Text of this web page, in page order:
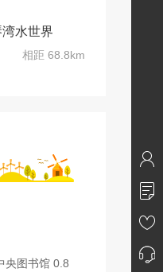
水世界
相距 68.8km
央图书馆 0.8